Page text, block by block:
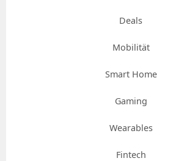
Deals
Mobilität
Smart Home
Gaming
Wearables
Fintech